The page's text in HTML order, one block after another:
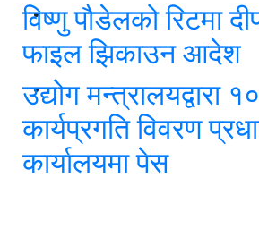
विष्णु पौडेलको रिटमा
फाइल झिकाउन आदेश
उद्योग मन्त्रालयद्वारा
कार्यप्रगति विवरण
कार्यालयमा पेस